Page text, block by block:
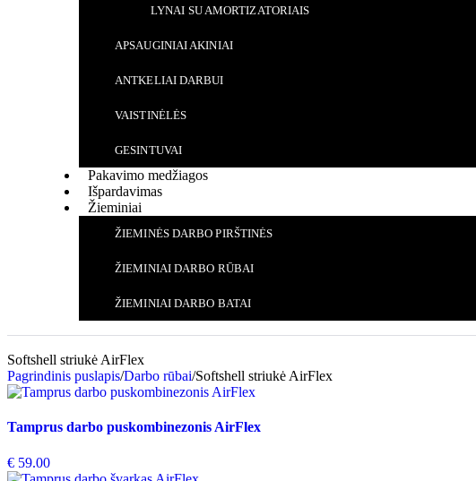
LYNAI SU AMORTIZATORIAIS
APSAUGINIAI AKINIAI
ANTKELIAI DARBUI
VAISTINĖLĖS
GESINTUVAI
Pakavimo medžiagos
Išpardavimas
Žieminiai
ŽIEMINĖS DARBO PIRŠTINĖS
ŽIEMINIAI DARBO RŪBAI
ŽIEMINIAI DARBO BATAI
Softshell striukė AirFlex
Pagrindinis puslapis/Darbo rūbai/Softshell striukė AirFlex
Tamprus darbo puskombinezonis AirFlex
€ 59.00